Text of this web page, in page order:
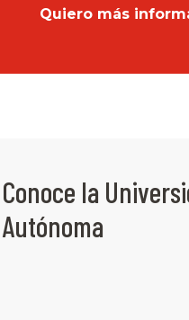
Quiero más
Conoce la
Autónoma